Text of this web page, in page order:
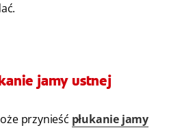
jamy ustnej
przynieść płukanie jamy